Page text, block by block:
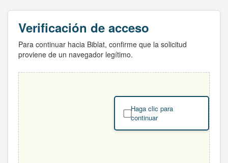
Verificación de acceso
Para continuar hacia Biblat, confirme que la solicitud
proviene de un navegador legítimo.
Haga clic para
continuar